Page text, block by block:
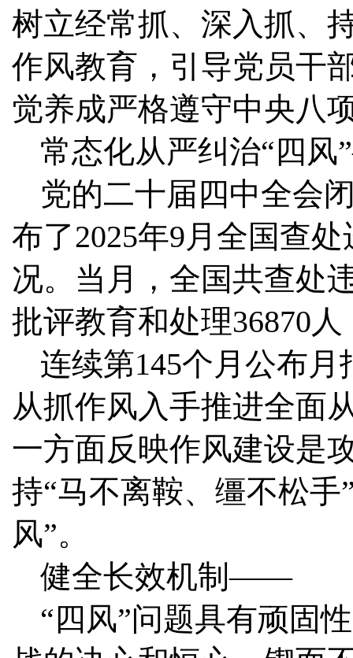
树立经常抓、深入抓、
作风教育，引导党员干
觉养成严格遵守中央八
常态化从严纠治“四
党的二十届四中全会
布了2025年9月全国查
况。当月，全国共查处
批评教育和处理36870
连续第145个月公布
从抓作风入手推进全面
一方面反映作风建设是
持“马不离鞍、缰不松
风”。
健全长效机制——
“四风”问题具有顽固